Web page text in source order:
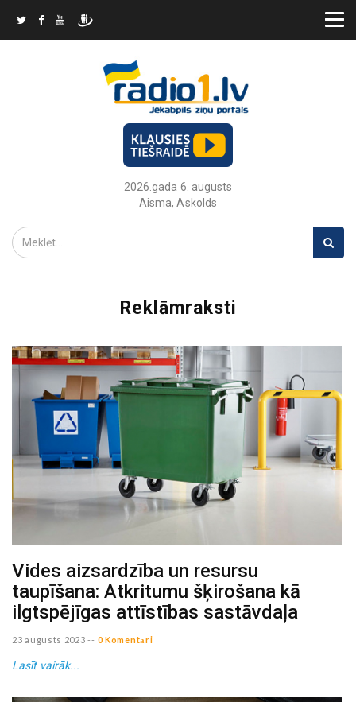
2026.gada 6. augusts
Aisma, Askolds
Reklāmraksti
Vides aizsardzība un resursu
taupīšana: Atkritumu šķirošana kā
ilgtspējīgas attīstības sastāvdaļa
23 augusts 2023 -- 0 Komentāri
Lasīt vairāk...